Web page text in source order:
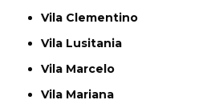
Vila Clementino
Vila Lusitania
Vila Marcelo
Vila Mariana